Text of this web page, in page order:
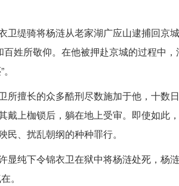
缇骑将杨涟从老家湖广应山逮捕回京
姓所敬仰。在他被押赴京城的过程中
擅长的众多酷刑尽数施加于他，十数
上枷锁后，躺在地上受审。即使如此
、扰乱朝纲的种种罪行。
纯下令锦衣卫在狱中将杨涟处死，杨
。